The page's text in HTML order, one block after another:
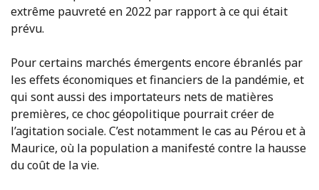
extrême pauvreté en 2022 par rapport à ce qui était
prévu.
Pour certains marchés émergents encore ébranlés par
les effets économiques et financiers de la pandémie, et
qui sont aussi des importateurs nets de matières
premières, ce choc géopolitique pourrait créer de
l’agitation sociale. C’est notamment le cas au Pérou et à
Maurice, où la population a manifesté contre la hausse
du coût de la vie.